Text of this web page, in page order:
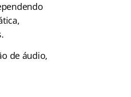
de áudio,